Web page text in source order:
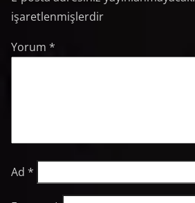
işaretlenmişlerdir
Yorum *
Ad *